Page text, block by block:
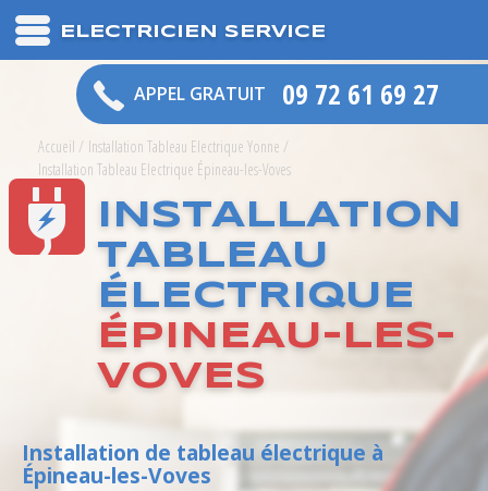
ELECTRICIEN SERVICE
APPEL GRATUIT 09 72 61 69 27
Accueil / Installation Tableau Electrique Yonne /
Installation Tableau Electrique Épineau-les-Voves
INSTALLATION
TABLEAU
ÉLECTRIQUE
ÉPINEAU-LES-
VOVES
Installation de tableau électrique à
Épineau-les-Voves